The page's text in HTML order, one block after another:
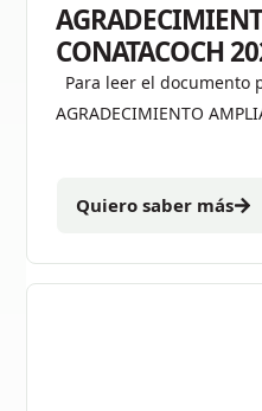
CONATACOCH
Para leer el documento
AGRADECIMIENTO
Quiero saber más